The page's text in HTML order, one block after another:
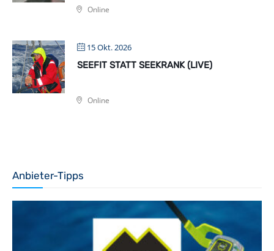
Online
15 Okt. 2026
SEEFIT STATT SEEKRANK (LIVE)
Online
Anbieter-Tipps